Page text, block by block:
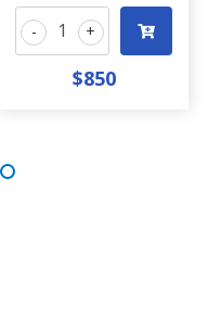
+
-
$850